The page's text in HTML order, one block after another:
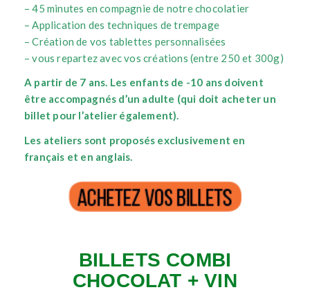
– 45 minutes en compagnie de notre chocolatier
– Application des techniques de trempage
– Création de vos tablettes personnalisées
– vous repartez avec vos créations (entre 250 et 300g)
A partir de 7 ans. Les enfants de -10 ans doivent
être accompagnés d’un adulte (qui doit acheter un
billet pour l’atelier également).
Les ateliers sont proposés exclusivement en
français et en anglais.
BILLETS COMBI
CHOCOLAT + VIN